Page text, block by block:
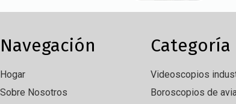
Navegación
Hogar
Sobre Nosotros
Categoría
Videoscopios
Boroscopios de